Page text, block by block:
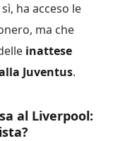
ha acceso le
ma che
inattese
Juventus.
al Liverpool: